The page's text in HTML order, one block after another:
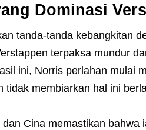
Dominasi
tanda-tanda kebangkitan
terpaksa mundur
ini, Norris perlahan mulai
tidak membiarkan hal ini
Cina memastikan bahwa